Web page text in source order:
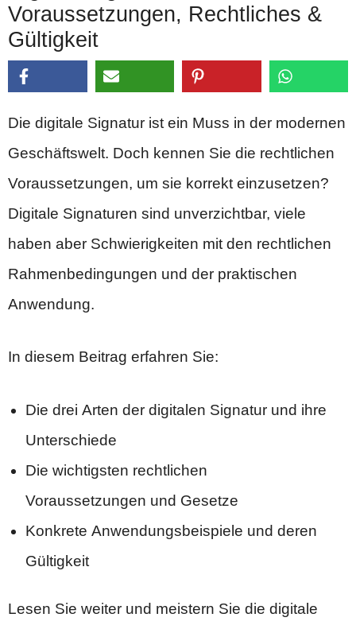
Voraussetzungen, Rechtliches &
Gültigkeit
Die digitale Signatur ist ein Muss in der modernen
Geschäftswelt. Doch kennen Sie die rechtlichen
Voraussetzungen, um sie korrekt einzusetzen?
Digitale Signaturen sind unverzichtbar, viele
haben aber Schwierigkeiten mit den rechtlichen
Rahmenbedingungen und der praktischen
Anwendung.
In diesem Beitrag erfahren Sie:
Die drei Arten der digitalen Signatur und ihre
Unterschiede
Die wichtigsten rechtlichen
Voraussetzungen und Gesetze
Konkrete Anwendungsbeispiele und deren
Gültigkeit
Lesen Sie weiter und meistern Sie die digitale